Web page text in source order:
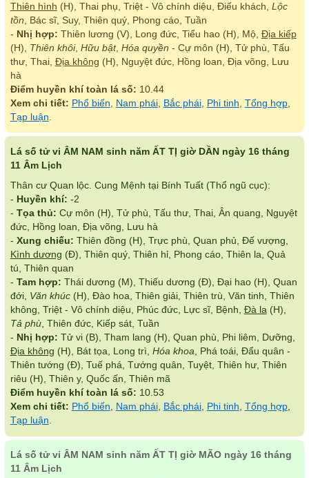
Thiên hình (H), Thai phụ, Triệt - Vô chính diệu, Điếu khách, Lộc
tồn , Bác sĩ, Suy, Thiên quý, Phong cáo, Tuần
- Nhị hợp: Thiên lương (V), Long đức, Tiểu hao (H), Mộ, Địa kiếp
(H), Thiên khôi, Hữu bật, Hóa quyền - Cự môn (H), Tử phù, Tấu
thư, Thai, Địa không (H), Nguyệt đức, Hồng loan, Địa võng, Lưu
hà
Điểm huyền khí toàn lá số: 10.44
Xem chi tiết: Phổ biến Nam phái, Bắc phái, Phi tinh Tổng hợp,
Tạp luận
Lá số tử vi ÂM NAM sinh năm ẤT TỊ giờ DẦN ngày 16 tháng
11 Âm Lịch
Thân cư Quan lộc. Cung Mệnh tại Bính Tuất (Thổ ngũ cục):
- Huyền khí: -2
- Tọa thủ: Cự môn (H), Tử phù, Tấu thư, Thai, Ân quang, Nguyệt
đức, Hồng loan, Địa võng, Lưu hà
- Xung chiếu: Thiên đồng (H), Trực phù, Quan phủ, Đế vượng,
Kình dương (Đ), Thiên quý, Thiên hỉ, Phong cáo, Thiên la, Quả
tú, Thiên quan
- Tam hợp: Thái dương (M), Thiếu dương (Đ), Đại hao (H), Quan
đới, Văn khúc(H), Đào hoa, Thiên giải, Thiên trù, Văn tinh, Thiên
không, Triệt - Vô chính diệu, Phúc đức, Lực sĩ, Bệnh, Đà la(H),
Tả phù, Thiên đức, Kiếp sát, Tuần
- Nhị hợp: Tử vi (B), Tham lang (H), Quan phù, Phi liêm, Dưỡng,
Địa không (H), Bát tọa, Long trì, Hóa khoa, Phá toái, Đẩu quân -
Thiên tướng (Đ), Tuế phá, Tướng quân, Tuyệt, Thiên hư, Thiên
riêu (H), Thiên y, Quốc ấn, Thiên mã
Điểm huyền khí toàn lá số: 10.53
Xem chi tiết: Phổ biến, Nam phái, Bắc phái, Phi tinh, Tổng hợp,
Tạp luận.
Lá số tử vi ÂM NAM sinh năm ẤT TỊ giờ MÃO ngày 16 tháng
11 Âm Lịch